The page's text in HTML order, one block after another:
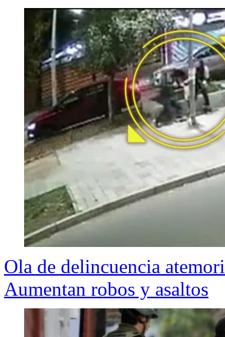
Ola de delincuencia
Aumentan robos y asaltos